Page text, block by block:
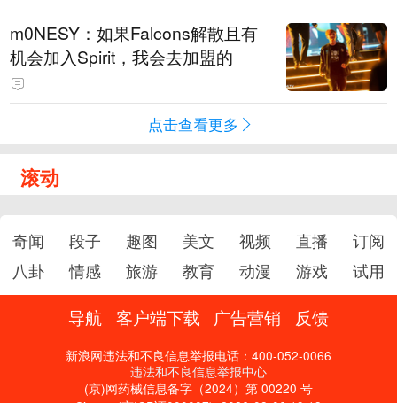
m0NESY：如果Falcons解散且有
机会加入Spirit，我会去加盟的
点击查看更多
滚动
奇闻 段子 趣图 美文 视频 直播
订阅
八卦
情感 旅游 教育 动漫 游戏 试用
导航 客户端下载 广告营销 反馈
新浪网违法和不良信息举报电话：400-052-0066
违法和不良信息举报中心
(京)网药械信息备字（2024）第 00220 号